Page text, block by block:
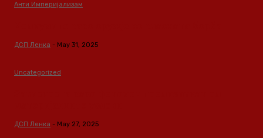
Анти Империјализам
ДСП Ленка - May 31, 2025
Uncategorized
ДСП Ленка - May 27, 2025